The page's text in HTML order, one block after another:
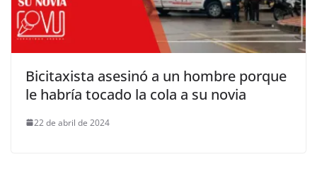
Bicitaxista asesinó a un hombre porque
le habría tocado la cola a su novia
22 de abril de 2024